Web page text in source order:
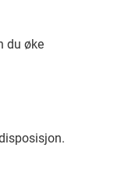
du øke